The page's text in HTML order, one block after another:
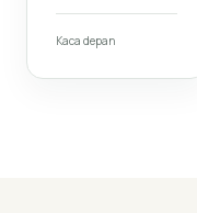
Kaca depan